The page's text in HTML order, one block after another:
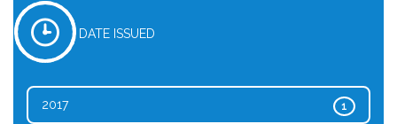
DATE ISSUED
1
2017